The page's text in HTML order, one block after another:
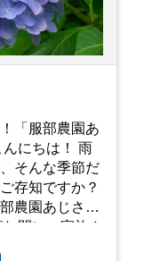
「服部農園あ
にちは！ 雨
そんな季節だ
存知ですか？
農園あじさい
間に、家族や